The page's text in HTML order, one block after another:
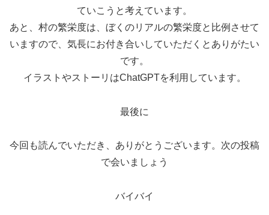
ていこうと考えています。
あと、村の繁栄度は、ぼくのリアルの繁栄度と比例させて
いますので、気長にお付き合いしていただくとありがたい
です。
イラストやストーリはChatGPTを利用しています。
最後に
今回も読んでいただき、ありがとうございます。次の投稿
で会いましょう
バイバイ